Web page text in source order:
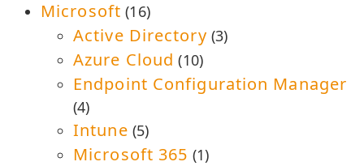
Microsoft (16)
Active Directory (3)
Azure Cloud (10)
Endpoint Configuration Manager
(4)
Intune (5)
Microsoft 365 (1)